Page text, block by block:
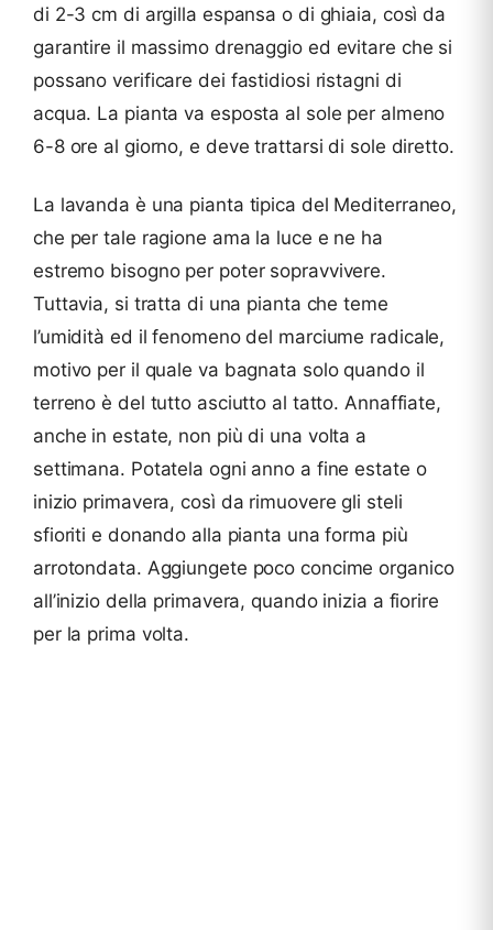
di 2-3 cm di argilla espansa o di ghiaia, così da
garantire il massimo drenaggio ed evitare che si
possano verificare dei fastidiosi ristagni di
acqua. La pianta va esposta al sole per almeno
6-8 ore al giorno, e deve trattarsi di sole diretto.
La lavanda è una pianta tipica del Mediterraneo,
che per tale ragione ama la luce e ne ha
estremo bisogno per poter sopravvivere.
Tuttavia, si tratta di una pianta che teme
l’umidità ed il fenomeno del marciume radicale,
motivo per il quale va bagnata solo quando il
terreno è del tutto asciutto al tatto. Annaffiate,
anche in estate, non più di una volta a
settimana. Potatela ogni anno a fine estate o
inizio primavera, così da rimuovere gli steli
sfioriti e donando alla pianta una forma più
arrotondata. Aggiungete poco concime organico
all’inizio della primavera, quando inizia a fiorire
per la prima volta.